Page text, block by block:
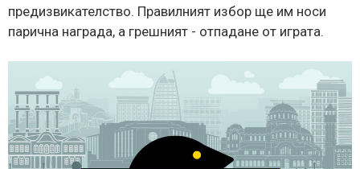
предизвикателство. Правилният избор ще им носи
парична награда, а грешният - отпадане от играта.